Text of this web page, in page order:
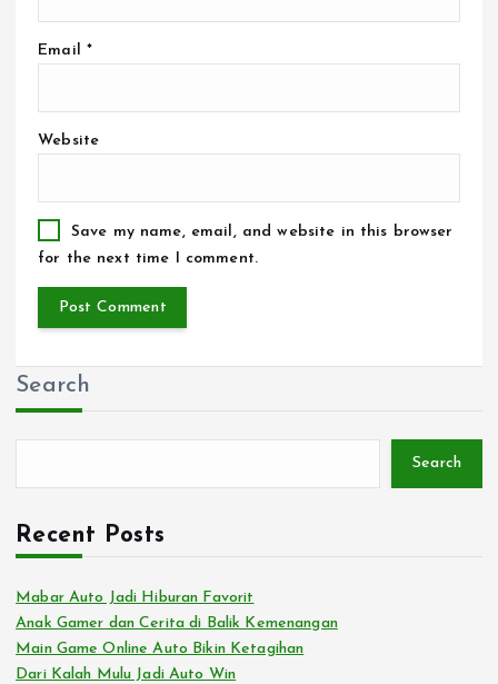
Email *
Website
Save my name, email, and website in this browser
for the next time I comment.
Search
Search
Recent Posts
Mabar Auto Jadi Hiburan Favorit
Anak Gamer dan Cerita di Balik Kemenangan
Main Game Online Auto Bikin Ketagihan
Dari Kalah Mulu Jadi Auto Win